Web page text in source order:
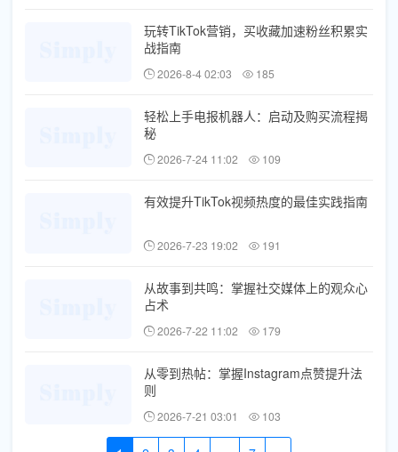
玩转TikTok营销，买收藏加速粉丝积累实
战指南
2026-8-4 02:03 185
轻松上手电报机器人：启动及购买流程揭
秘
2026-7-24 11:02 109
有效提升TikTok视频热度的最佳实践指南
2026-7-23 19:02 191
从故事到共鸣：掌握社交媒体上的观众心
占术
2026-7-22 11:02 179
从零到热帖：掌握Instagram点赞提升法
则
2026-7-21 03:01 103